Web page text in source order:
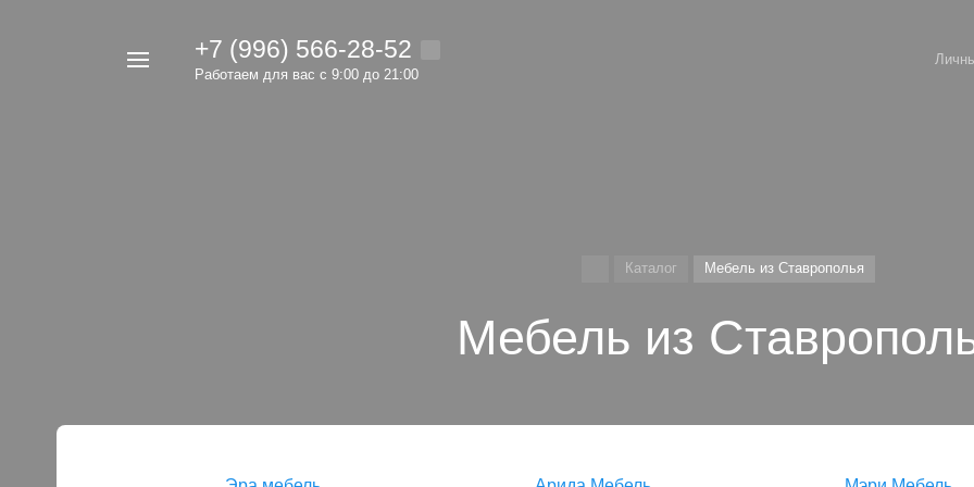
+7 (996) 566-28-52
Работаем для вас с 9:00 до 21:00
Каталог Мебель из Ставрополья
Мебель из